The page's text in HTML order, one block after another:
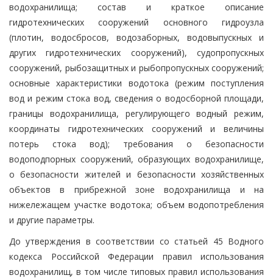
водохранилища; состав и краткое описание
гидротехнических сооружений основного гидроузла
(плотин, водосбросов, водозаборных, водовыпускных и
других гидротехнических сооружений), судопропускных
сооружений, рыбозащитных и рыбопропускных сооружений;
основные характеристики водотока (режим поступления
вод и режим стока вод, сведения о водосборной площади,
границы водохранилища, регулирующего водный режим,
координаты гидротехнических сооружений и величины
потерь стока вод); требования о безопасности
водоподпорных сооружений, образующих водохранилище,
о безопасности жителей и безопасности хозяйственных
объектов в прибрежной зоне водохранилища и на
нижележащем участке водотока; объем водопотребления
и другие параметры.
До утверждения в соответствии со статьей 45 Водного
кодекса Российской Федерации правил использования
водохранилищ, в том числе типовых правил использования